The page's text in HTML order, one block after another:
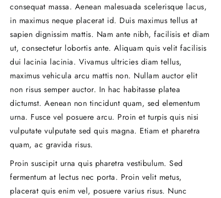
consequat massa. Aenean malesuada scelerisque lacus,
in maximus neque placerat id. Duis maximus tellus at
sapien dignissim mattis. Nam ante nibh, facilisis et diam
ut, consectetur lobortis ante. Aliquam quis velit facilisis
dui lacinia lacinia. Vivamus ultricies diam tellus,
maximus vehicula arcu mattis non. Nullam auctor elit
non risus semper auctor. In hac habitasse platea
dictumst. Aenean non tincidunt quam, sed elementum
urna. Fusce vel posuere arcu. Proin et turpis quis nisi
vulputate vulputate sed quis magna. Etiam et pharetra
quam, ac gravida risus.
Proin suscipit urna quis pharetra vestibulum. Sed
fermentum at lectus nec porta. Proin velit metus,
placerat quis enim vel, posuere varius risus. Nunc